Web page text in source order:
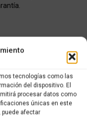
tecnologías como las
del dispositivo. El
procesar datos como
únicas en este
puede afectar
Recambios ocasión Ktm